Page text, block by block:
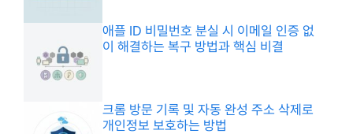
애플 ID 비밀번호 분실 시 이메일 인증 없
이 해결하는 복구 방법과 핵심 비결
크롬 방문 기록 및 자동 완성 주소 삭제로
개인정보 보호하는 방법